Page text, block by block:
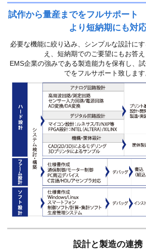
試作から量産までをフルサポート
より短納期にも対
必要な機能に絞り込み、シンプルな設計に
え、短納期でのご要望にもお答え
EMS企業の強みである製造能力を保有し、
でをフルサポート致します
設計と製造の連携